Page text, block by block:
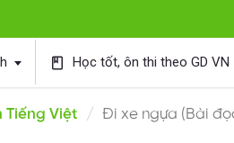
book Học tốt, ôn thi theo GD VN
Tiếng Việt Đi xe ngựa (Bài